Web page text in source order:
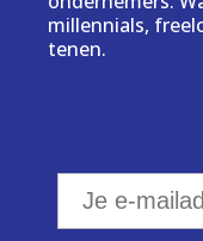
millennials,
tenen.